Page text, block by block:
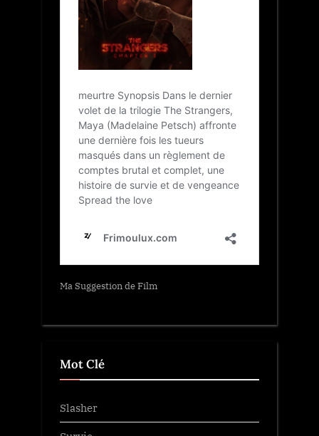
Ma Suggestion de Film
Mot Clé
Slasher